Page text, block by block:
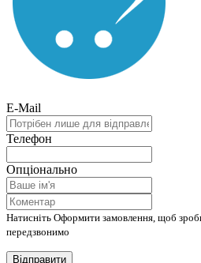
E-Mail
Телефон
Опціонально
Натисніть Оформити замовлення, щоб
передзвонимо
Відправити